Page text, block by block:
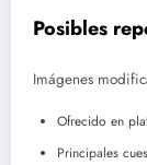
Posibles
Imágenes
Ofrecido en
Principales